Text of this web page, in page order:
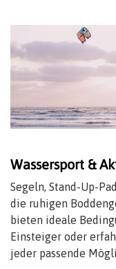
Wassersport &
Segeln, Stand-Up-
die ruhigen
bieten ideale
Einsteiger oder
jeder passende